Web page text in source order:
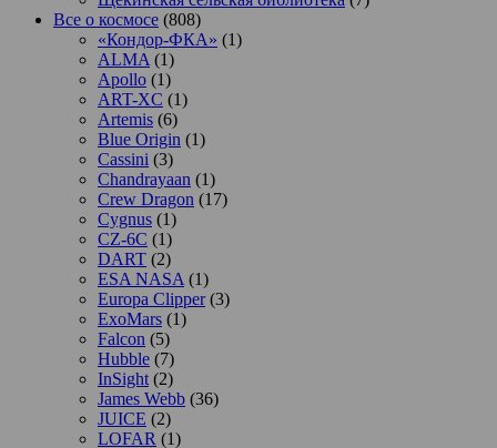
Все о космосе (808)
«Кондор-ФКА» (1)
ALMA (1)
Apollo (1)
ART-XC (1)
Artemis (6)
Blue Origin (1)
Cassini (3)
Chandrayaan (1)
Crew Dragon (17)
Cygnus (1)
CZ-6C (1)
DART (2)
ESA NASA (1)
Europa Clipper(3)
ExoMars (1)
Falcon (5)
Hubble (7)
InSight (2)
James Webb (36)
JUICE (2)
LOFAR (1)